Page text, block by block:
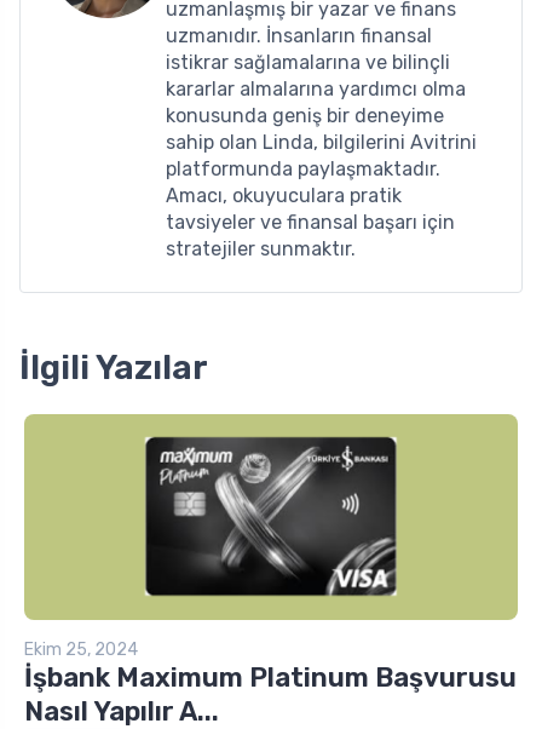
uzmanlaşmış bir yazar ve finans
uzmanıdır. İnsanların finansal
istikrar sağlamalarına ve bilinçli
kararlar almalarına yardımcı olma
konusunda geniş bir deneyime
sahip olan Linda, bilgilerini Avitrini
platformunda paylaşmaktadır.
Amacı, okuyuculara pratik
tavsiyeler ve finansal başarı için
stratejiler sunmaktır.
İlgili Yazılar
Ekim 25, 2024
İşbank Maximum Platinum Başvurusu
Nasıl Yapılır A...